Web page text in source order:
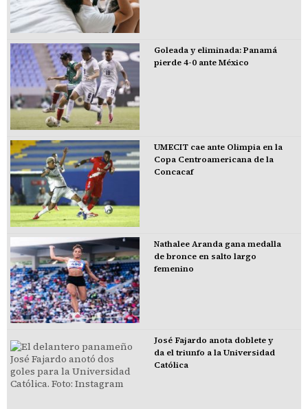
Goleada y eliminada: Panamá
pierde 4-0 ante México
UMECIT cae ante Olimpia en la
Copa Centroamericana de la
Concacaf
Nathalee Aranda gana medalla
de bronce en salto largo
femenino
José Fajardo anota doblete y
da el triunfo a la Universidad
Católica